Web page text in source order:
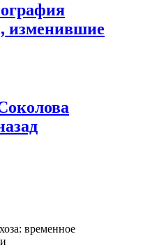
изменившие
временное